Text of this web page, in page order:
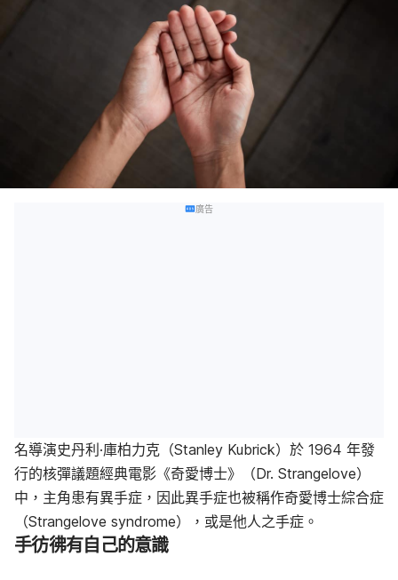
廣告
名導演史丹利·庫柏力克（Stanley Kubrick）於 1964 年發
行的核彈議題經典電影 《奇愛博士》（Dr. Strangelove）
中 ，主角患有異手症，因此異手症也被稱作奇愛博士綜合症
（Strangelove syndrome）
，或是他人之手症。
手彷彿有自己的意識